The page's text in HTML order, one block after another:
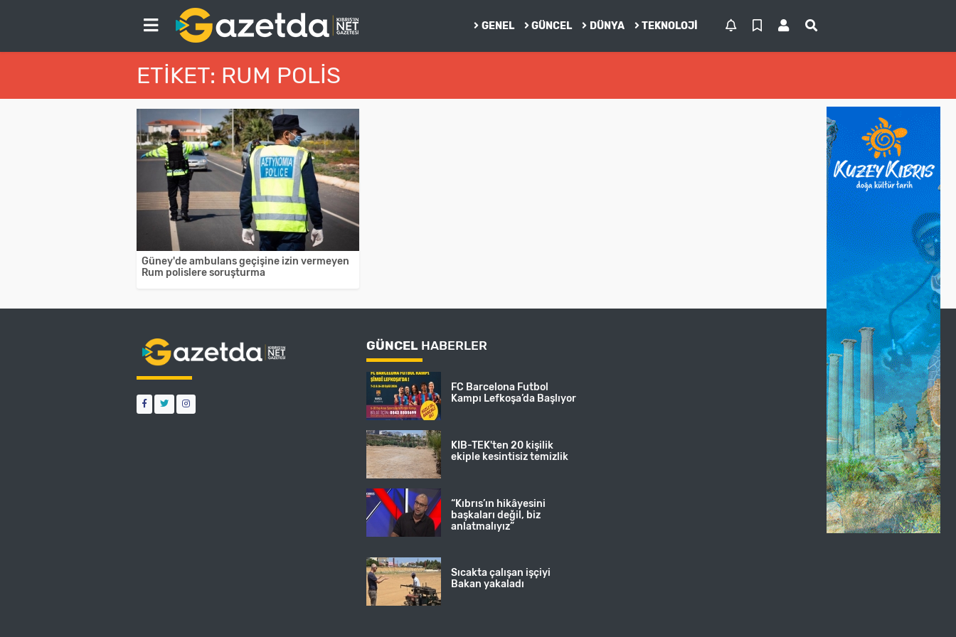
GENEL GÜNCEL DÜNYA TEKNOLOJI
ETIKET: RUM POLIS
Güney'de ambulans geçişine izin vermeyen
Rum polislere soruşturma
GÜNCEL HABERLER
FC Barcelona Futbol
Kampı Lefkoşa’da Başlıyor
KIB-TEK'ten 20 kişilik
ekiple kesintisiz temizlik
“Kıbrıs’ın hikâyesini
başkaları değil, biz
anlatmalıyız”
Sıcakta çalışan işçiyi
Bakan yakaladı